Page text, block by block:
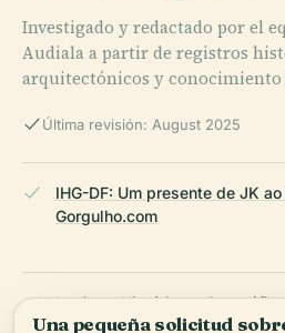
Investigado y redactado por el
Audiala a partir de registros
arquitectónicos y conocimiento
Última revisión: August 2025
IHG-DF: Um presente de JK
Gorgulho.com
Instituto Histórico e
anos, 2024, Correio
Una pequeña solicitud